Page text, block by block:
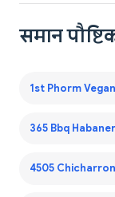
समान
1st Phorm
365 Bbq
4505